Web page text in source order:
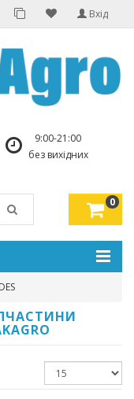
Вхід
9:00-21:00
без вихідних
0